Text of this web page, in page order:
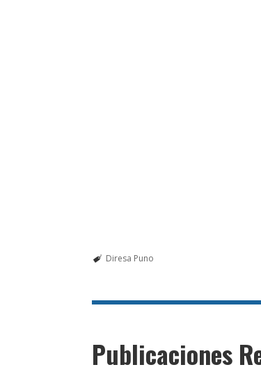
Diresa Puno
Publicaciones